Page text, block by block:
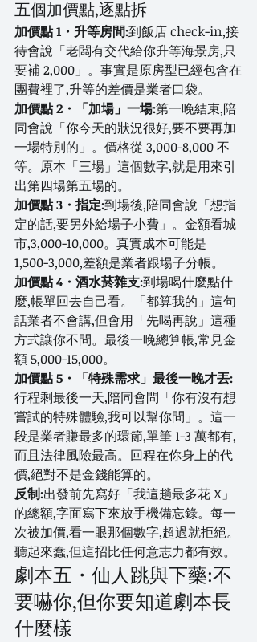
五個加價點,逐點拆
加價點 1・升等房間:到飯店 check-in,接
待會說「老闆有交代給你升等海景房,只
要補 2,000」。事實是原房型已經包含在
團費裡了,升等的差價是業者口袋。
加價點 2・「加場」一場:第一晚結束,陪
同會說「你今天的狀況很好,要不要再加
一場特別的」。價格從 3,000-8,000 不
等。原本「三場」這個數字,就是用來引
出第四場第五場的。
加價點 3・指定:到場後,陪同會說「想指
定的話,要另外給場子小費」。金額看城
市,3,000-10,000。真實成本可能是
1,500-3,000,差額是業者跟場子分帳。
加價點 4・酒水菸雜支:到場喝什麼點什
麼,帳單回去自己看。「都算我的」這句
話業者不會講,但會用「先喝再說」這種
方式讓你不問。最後一晚總算帳,常見金
額 5,000-15,000。
加價點 5・「特殊需求」最後一晚才丟:
行程剩最後一天,陪同會問「你有沒有想
嘗試的特殊體驗,我可以幫你問」。這一
段是業者賺最多的環節,單筆 1-3 萬都有,
而且法律風險最高。回程在你身上的代
價,絕對不是金錢能算的。
反制:出發前先寫好「我這趟最多花 X」
的總額,字面寫下來放手機備忘錄。每一
次被加價,看一眼那個數字,超過就拒絕。
聽起來蠢,但這招比任何意志力都有效。
劇本五・仙人跳與下藥:不
要嚇你,但你要知道劇本長
什麼樣